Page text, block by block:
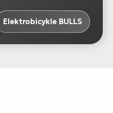
Elektrobicykle BULLS